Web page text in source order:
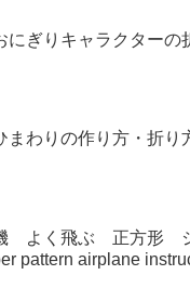
にぎりキャラクター
まわりの作り方・折
機 よく飛ぶ 正方形
pattern airplane